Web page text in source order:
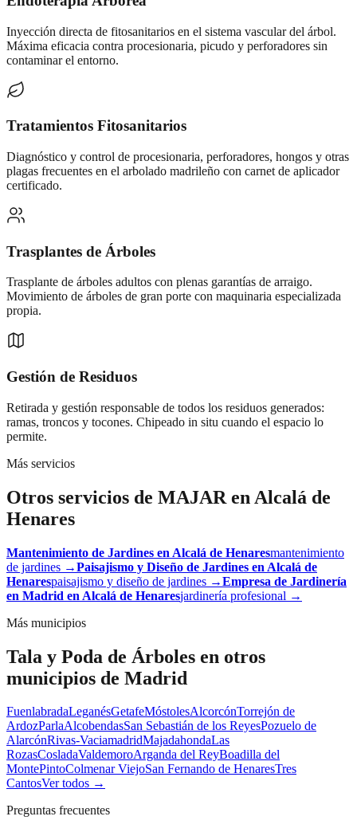
Inyección directa de fitosanitarios en el sistema vascular del árbol.
Máxima eficacia contra procesionaria, picudo y perforadores sin
contaminar el entorno.
Tratamientos Fitosanitarios
Diagnóstico y control de procesionaria, perforadores, hongos y otras
plagas frecuentes en el arbolado madrileño con carnet de aplicador
certificado.
Trasplantes de Árboles
Trasplante de árboles adultos con plenas garantías de arraigo.
Movimiento de árboles de gran porte con maquinaria especializada
propia.
Gestión de Residuos
Retirada y gestión responsable de todos los residuos generados:
ramas, troncos y tocones. Chipeado in situ cuando el espacio lo
permite.
Más servicios
Otros servicios de MAJAR en Alcalá de
Henares
Mantenimiento de Jardines en Alcalá de Henaresmantenimiento
de jardines →Paisajismo y Diseño de Jardines en Alcalá de
Henarespaisajismo y diseño de jardines →Empresa de Jardinería
en Madrid en Alcalá de Henaresjardinería profesional →
Más municipios
Tala y Poda de Árboles en otros
municipios de Madrid
FuenlabradaLeganésGetafeMóstolesAlcorcónTorrejón de
ArdozParlaAlcobendasSan Sebastián de los ReyesPozuelo de
AlarcónRivas-VaciamadridMajadahondaLas
RozasCosladaValdemoroArganda del ReyBoadilla del
MontePintoColmenar ViejoSan Fernando de HenaresTres
CantosVer todos →
Preguntas frecuentes